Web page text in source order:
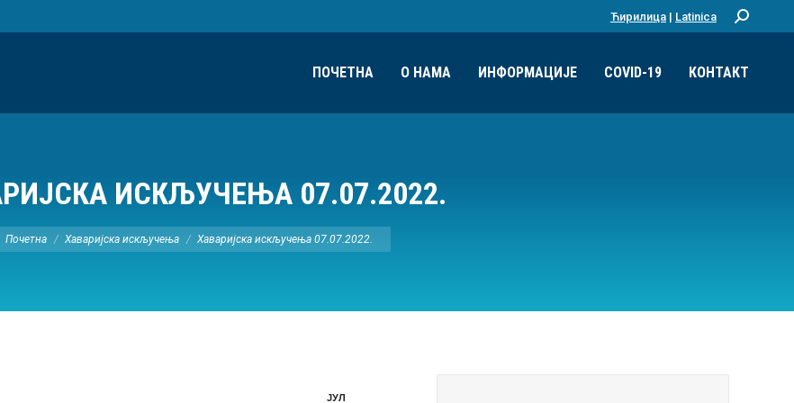
Ћирилица | Latinica Претрага:
ПОЧЕТНА О НАМА ИНФОРМАЦИЈЕ COVID-19 КОНТАКТ
ИСКЉУЧЕЊА 07.07.2022.
сте овде:
Почетна Хаваријска искључења Хаваријска искључења 07.07.2022.
ЈУЛ